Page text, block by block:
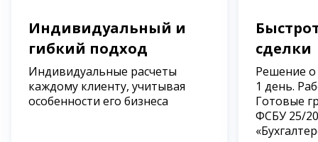
Индивидуальный и
гибкий подход
Индивидуальные расчеты
каждому клиенту, учитывая
особенности его бизнеса
сделки
Решение
1 день.
Готовые
ФСБУ 25/